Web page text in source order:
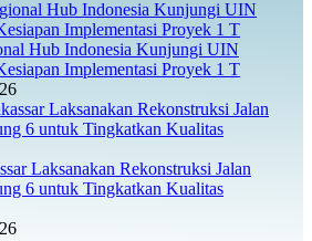
Hub Indonesia Kunjungi UIN
Implementasi Proyek 1 T
Laksanakan Rekonstruksi Jalan
6 untuk Tingkatkan Kualitas